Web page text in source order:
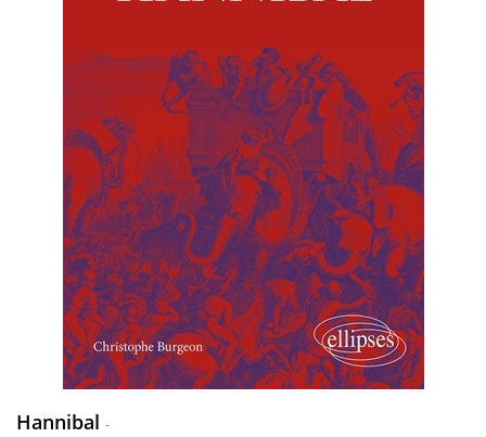
Hannibal -